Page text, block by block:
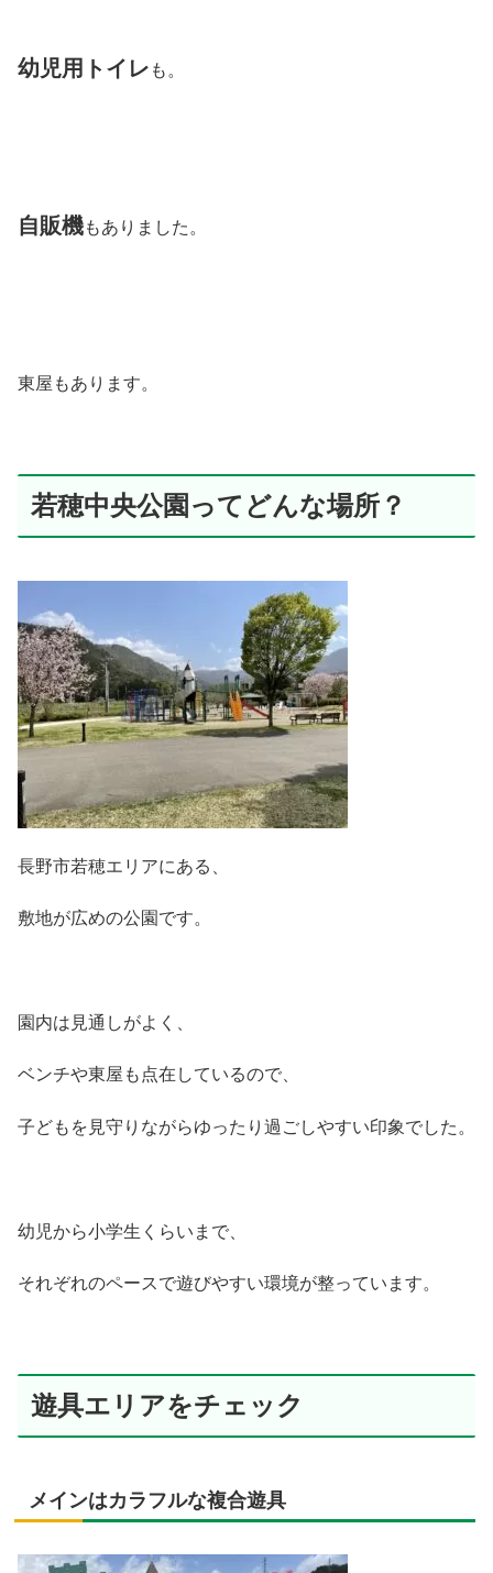
幼児用トイレ も。
自販機もありました。
東屋もあります。
若穂中央公園ってどんな場所？
長野市若穂エリアにある、
敷地が広めの公園です。
園内は見通しがよく、
ベンチや東屋も点在しているので、
子どもを見守りながらゆったり過ごしやすい印象でした。
幼児から小学生くらいまで、
それぞれのペースで遊びやすい環境が整っています。
遊具エリアをチェック
メインはカラフルな複合遊具